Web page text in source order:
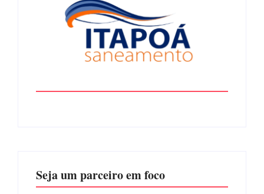
Seja um parceiro em foco